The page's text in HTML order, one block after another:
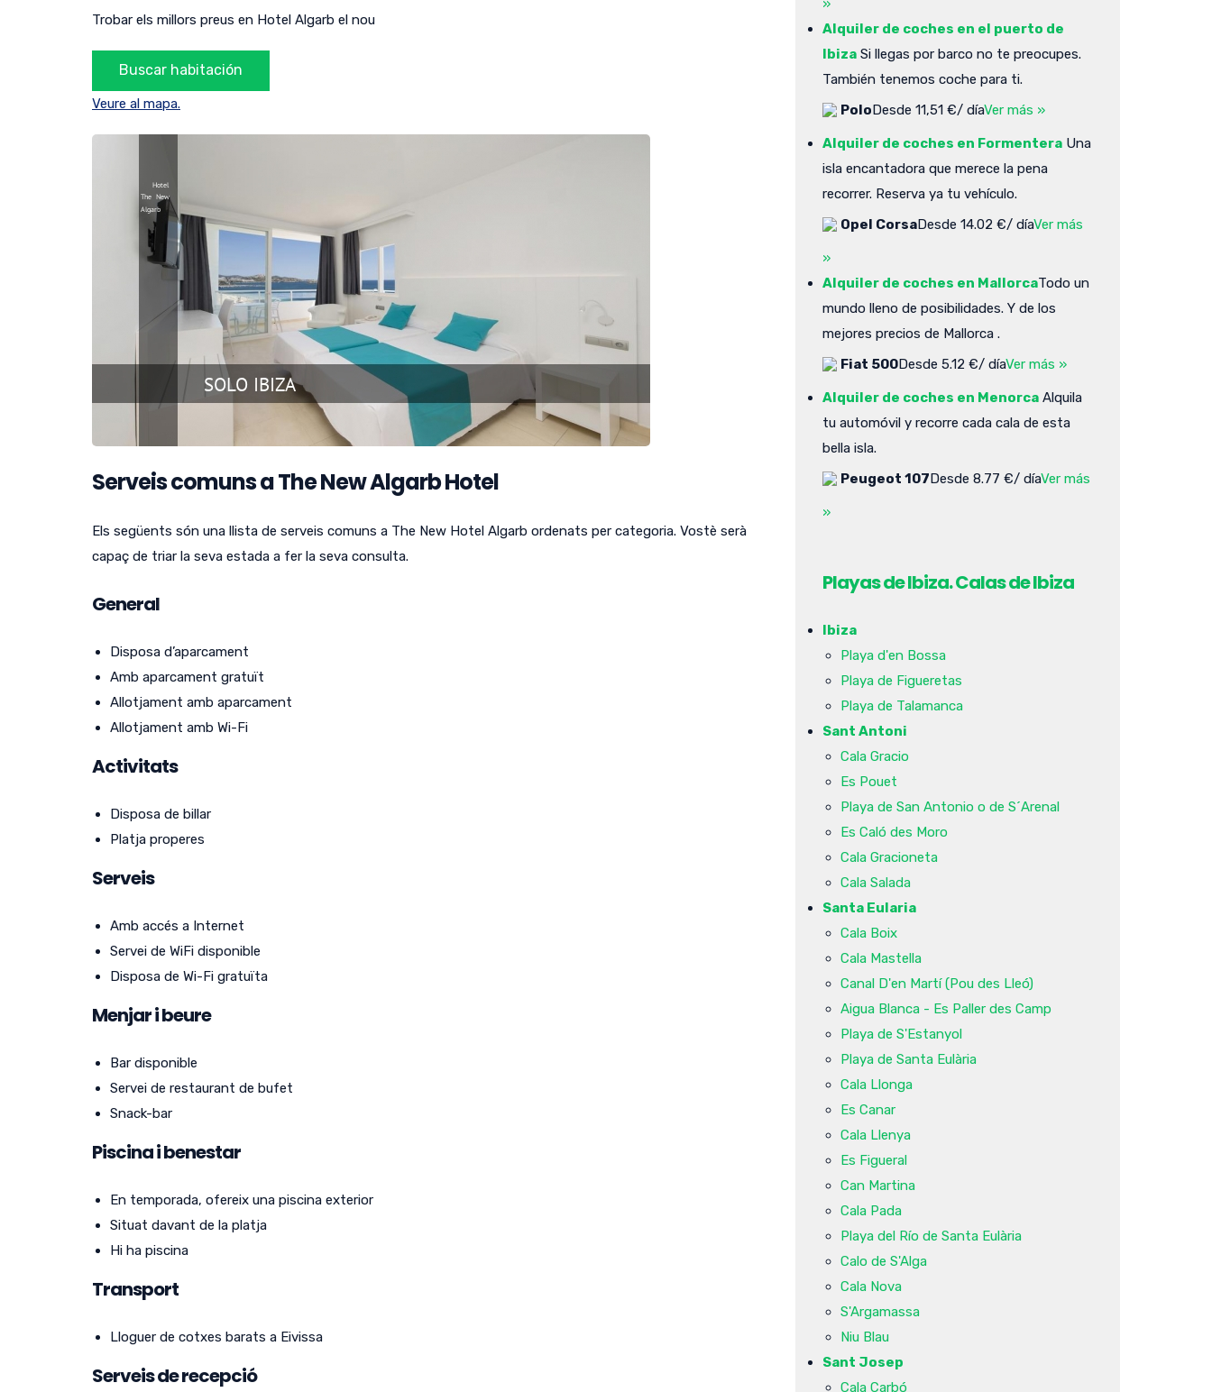
Trobar els millors preus en Hotel Algarb el nou
Veure al mapa.
Serveis comuns a The New Algarb Hotel
Els següents són una llista de serveis comuns a The New Hotel Algarb ordenats per categoria. Vostè serà
capaç de triar la seva estada a fer la seva consulta.
General
Disposa d’aparcament
Amb aparcament gratuït
Allotjament amb aparcament
Allotjament amb Wi-Fi
Activitats
Disposa de billar
Platja properes
Serveis
Amb accés a Internet
Servei de WiFi disponible
Disposa de Wi-Fi gratuïta
Menjar i beure
Bar disponible
Servei de restaurant de bufet
Snack-bar
Piscina i benestar
En temporada, ofereix una piscina exterior
Situat davant de la platja
Hi ha piscina
Transport
Lloguer de cotxes barats a Eivissa
Serveis de recepció
»
Alquiler de coches en el puerto de
Ibiza Si llegas por barco no te preocupes.
También tenemos coche para ti.
PoloDesde 11,51 €/ díaVer más »
Alquiler de coches en Formentera Una
isla encantadora que merece la pena
recorrer. Reserva ya tu vehículo.
Opel CorsaDesde 14.02 €/ díaVer más
»
Alquiler de coches en MallorcaTodo un
mundo lleno de posibilidades. Y de los
mejores precios de Mallorca .
Fiat 500Desde 5.12 €/ díaVer más »
Alquiler de coches en Menorca Alquila
tu automóvil y recorre cada cala de esta
bella isla.
Peugeot 107Desde 8.77 €/ díaVer más
»
Playas de Ibiza. Calas de Ibiza
Ibiza
Playa d'en Bossa
Playa de Figueretas
Playa de Talamanca
Sant Antoni
Cala Gracio
Es Pouet
Playa de San Antonio o de S´Arenal
Es Caló des Moro
Cala Gracioneta
Cala Salada
Santa Eularia
Cala Boix
Cala Mastella
Canal D'en Martí (Pou des Lleó)
Aigua Blanca - Es Paller des Camp
Playa de S'Estanyol
Playa de Santa Eulària
Cala Llonga
Es Canar
Cala Llenya
Es Figueral
Can Martina
Cala Pada
Playa del Río de Santa Eulària
Calo de S'Alga
Cala Nova
S'Argamassa
Niu Blau
Sant Josep
Cala Carbó